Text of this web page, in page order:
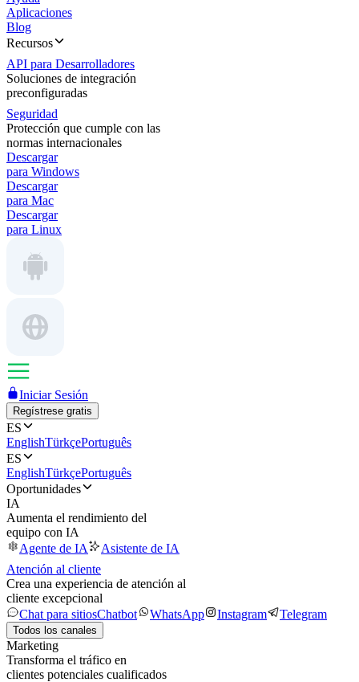
Aplicaciones
Blog
Recursos
API para Desarrolladores
Soluciones de integración
preconfiguradas
Seguridad
Protección que cumple con las
normas internacionales
Descargar
para Windows
Descargar
para Mac
Descargar
para Linux
Iniciar Sesión
Regístrese gratis
ES
EnglishTürkçePortuguês
ES
EnglishTürkçePortuguês
Oportunidades
IA
Aumenta el rendimiento del
equipo con IA
Agente de IA
Asistente de IA
Atención al cliente
Crea una experiencia de atención al
cliente excepcional
Chat para sitiosChatbot WhatsApp Instagram Telegram
Todos los canales
Marketing
Transforma el tráfico en
clientes potenciales cualificados